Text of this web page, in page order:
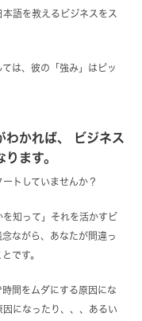
語を教えるビジネスをス
ては、彼の「強み」はピッ
わかれば、 ビジネス
ます。
トしていませんか？
知って」それを活かすビ
ながら、あなたが間違っ
です。
間をムダにする原因にな
になったり、、、あるい